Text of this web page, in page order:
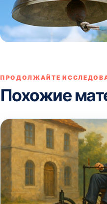
ПРОДОЛЖАЙТЕ
Похожие